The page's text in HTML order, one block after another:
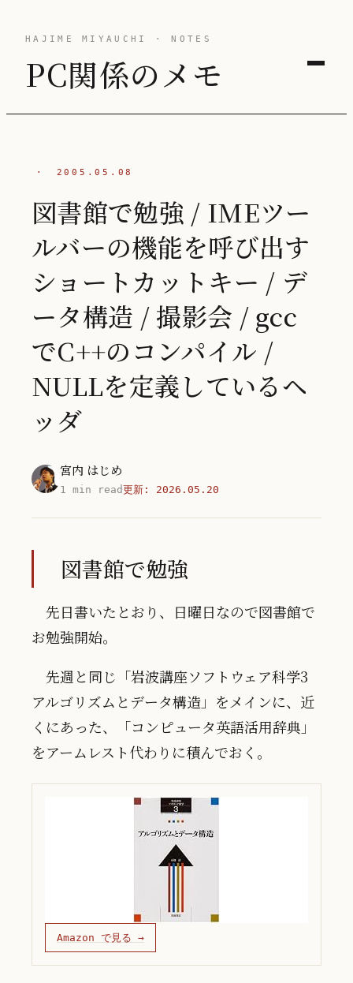
HAJIME MIYAUCHI · NOTES
PC関係のメモ
· 2005.05.08
図書館で勉強 / IMEツー
ルバーの機能を呼び出す
ショートカットキー / デ
ータ構造 / 撮影会 / gcc
でC++のコンパイル /
NULLを定義しているヘ
ッダ
宮内 はじめ
1 min read更新: 2026.05.20
図書館で勉強
先日書いたとおり、日曜日なので図書館で
お勉強開始。
先週と同じ「岩波講座ソフトウェア科学3
アルゴリズムとデータ構造」をメインに、近
くにあった、「コンピュータ英語活用辞典」
をアームレスト代わりに積んでおく。
Amazon で見る →